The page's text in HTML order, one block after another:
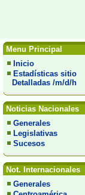
Menu Principal
Inicio
Estadísticas sitio
Detalladas /m/d/h
Noticias Nacionales
Generales
Legislativas
Sucesos
Not. Internacionales
Generales